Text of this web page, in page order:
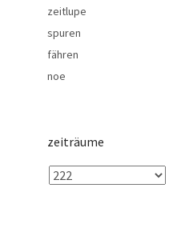
zeitlupe
spuren
fähren
noe
zeiträume